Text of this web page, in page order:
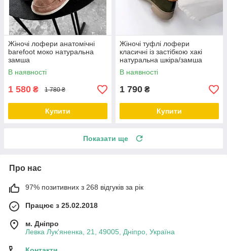
Жіночі лофери анатомічні
barefoot моко натуральна
замша
В наявності
1 580 ₴ 1 780 ₴
Купити
Жіночі туфлі лофери
класичні із застібкою хакі
натуральна шкіра/замша
В наявності
1 790 ₴
Купити
Показати ще
Про нас
97% позитивних з 268 відгуків за рік
Працює з 25.02.2018
м. Дніпро
Левка Лук'яненка, 21, 49005, Дніпро, Україна